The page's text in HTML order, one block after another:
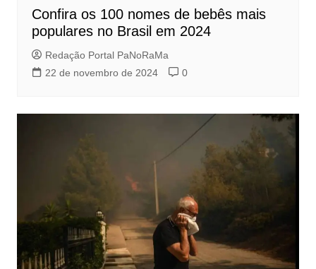
Confira os 100 nomes de bebês mais
populares no Brasil em 2024
Redação Portal PaNoRaMa
22 de novembro de 2024
0